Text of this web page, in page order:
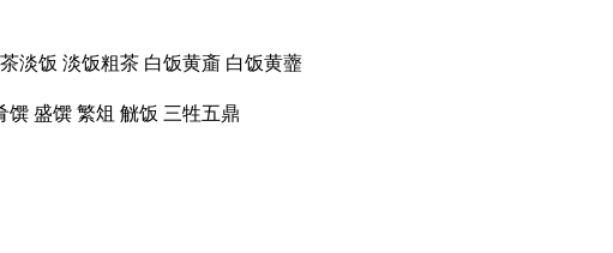
淡饭 淡饭粗茶 白饭黄齑 白饭黄虀
馔 盛馔 繁俎 觥饭 三牲五鼎